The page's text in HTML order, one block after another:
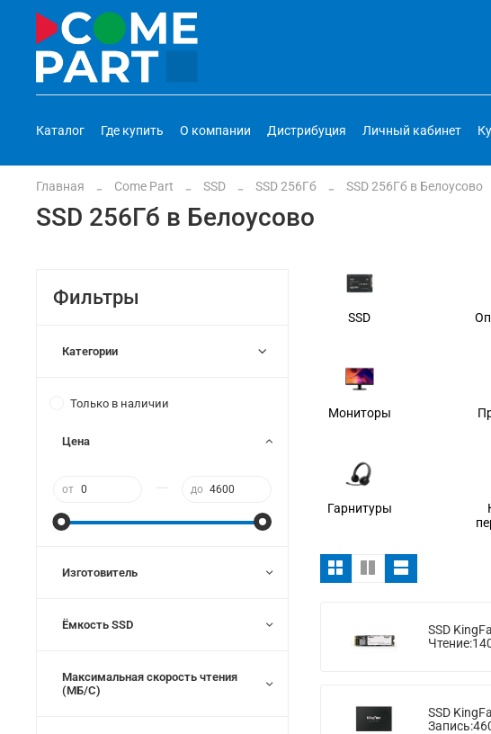
Каталог Где купить О компании Дистрибуция Личный кабинет
Главная Come Part SSD SSD 256Гб SSD 256Гб в Белоусово
SSD 256Гб в Белоусово
SSD
Мониторы
Гарнитуры
SSD
SSD
Фильтры
Категории
Только в наличии
Цена
от до
Изготовитель
Ёмкость SSD
Максимальная скорость чтения
(МБ/С)